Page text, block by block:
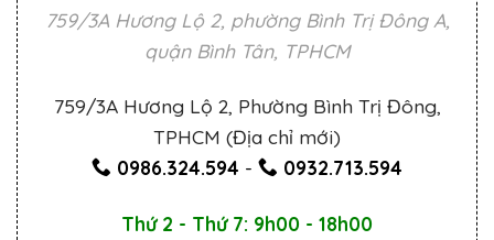
759/3A Hương Lộ 2, phường Bình Trị Đông A,
quận Bình Tân, TPHCM
759/3A Hương Lộ 2, Phường Bình Trị Đông,
TPHCM (Địa chỉ mới)
0986.324.594 - 0932.713.594
Thứ 2 - Thứ 7: 9h00 - 18h00